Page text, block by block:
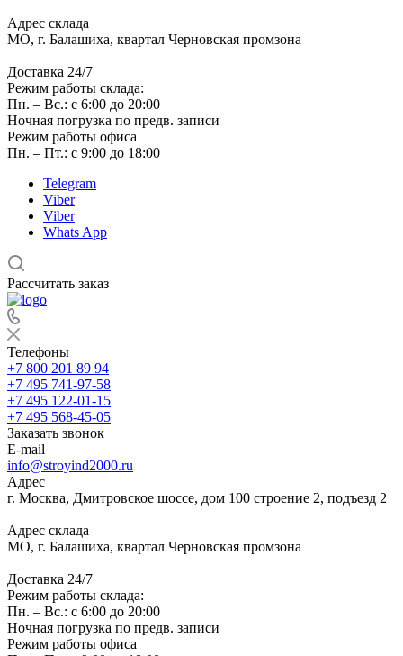
Адрес склада
МО, г. Балашиха, квартал Черновская промзона
Доставка 24/7
Режим работы склада:
Пн. – Вс.: с 6:00 до 20:00
Ночная погрузка по предв. записи
Режим работы офиса
Пн. – Пт.: с 9:00 до 18:00
Telegram
Viber
Viber
Whats App
Рассчитать заказ
Телефоны
+7 800 201 89 94
+7 495 741-97-58
+7 495 122-01-15
+7 495 568-45-05
Заказать звонок
E-mail
info@stroyind2000.ru
Адрес
г. Москва, Дмитровское шоссе, дом 100 строение 2, подъезд 2
Адрес склада
МО, г. Балашиха, квартал Черновская промзона
Доставка 24/7
Режим работы склада:
Пн. – Вс.: с 6:00 до 20:00
Ночная погрузка по предв. записи
Режим работы офиса